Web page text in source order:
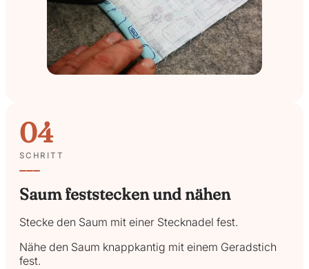
04
SCHRITT
Saum feststecken und nähen
Stecke den Saum mit einer Stecknadel fest.
Nähe den Saum knappkantig mit einem Geradstich
fest.